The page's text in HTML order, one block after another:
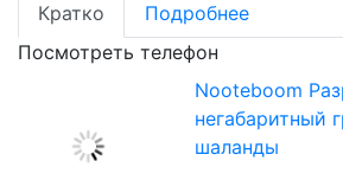
Кратко
Подробнее
Посмотреть телефон
Nooteboom
негабаритный
шаланды